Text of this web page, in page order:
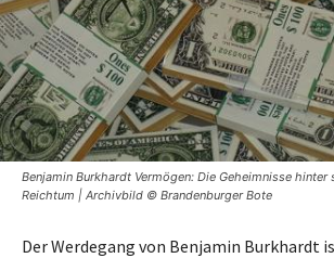
Benjamin Burkhardt Vermögen: Die Geheimnisse hinter
Reichtum | Archivbild © Brandenburger Bote
Der Werdegang von Benjamin Burkhardt